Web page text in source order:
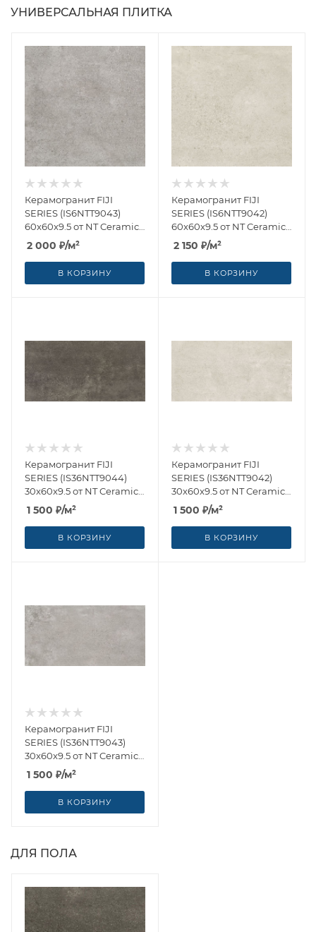
УНИВЕРСАЛЬНАЯ ПЛИТКА
Керамогранит FIJI
SERIES (IS6NTT9043)
60x60x9.5 от NT Ceramic
(Китай)
2 000 ₽/м²
В КОРЗИНУ
Керамогранит FIJI
SERIES (IS6NTT9042)
60x60x9.5 от NT Ceramic
(Китай)
2 150 ₽/м²
В КОРЗИНУ
Керамогранит FIJI
SERIES (IS36NTT9044)
30x60x9.5 от NT Ceramic
(Китай)
1 500 ₽/м²
В КОРЗИНУ
Керамогранит FIJI
SERIES (IS36NTT9042)
30x60x9.5 от NT Ceramic
(Китай)
1 500 ₽/м²
В КОРЗИНУ
Керамогранит FIJI
SERIES (IS36NTT9043)
30x60x9.5 от NT Ceramic
(Китай)
1 500 ₽/м²
В КОРЗИНУ
ДЛЯ ПОЛА